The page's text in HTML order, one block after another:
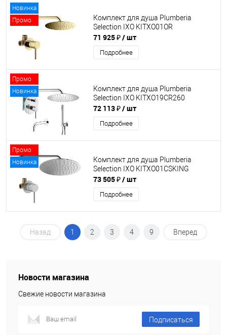
Новинка
Промо
Комплект для душа Plumberia
Selection IXO KITXO01OR
71 925 ₽/ шт
Подробнее
Промо
Новинка
Комплект для душа Plumberia
Selection IXO KITXO19CR260
72 113 ₽/ шт
Подробнее
Промо
Новинка
Комплект для душа Plumberia
Selection IXO KITXO01CSKING
73 505 ₽/ шт
Подробнее
Назад 1 2 3 4 9 Вперед
Новости магазина
Свежие новости магазина
Подписаться